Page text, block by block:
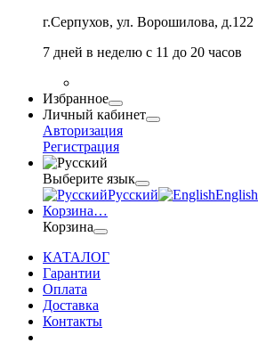
г.Серпухов, ул. Ворошилова, д.122
7 дней в неделю с 11 до 20 часов
Избранное
Личный кабинет
Авторизация
Регистрация
Выберите язык
Русский
English
Корзина…
Корзина
КАТАЛОГ
Гарантии
Оплата
Доставка
Контакты